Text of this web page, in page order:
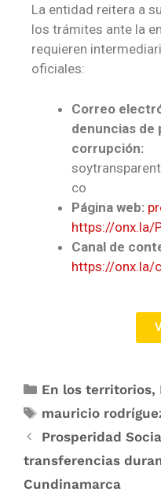
La entidad reitera a
los trámites ante la
requieren
oficiales:
Correo
denuncias de
corrupción:
co
Página web:
https://onx.la/
Canal de
https://onx.la/
En los territorios,
mauricio
Prosperidad
transferencias
Cundinamarca